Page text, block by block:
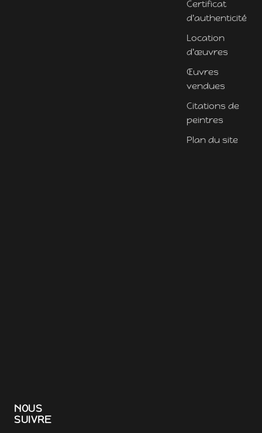
Certificat
d'authenticité
Location
d'œuvres
Œuvres
vendues
Citations de
peintres
Plan du site
NOUS
SUIVRE